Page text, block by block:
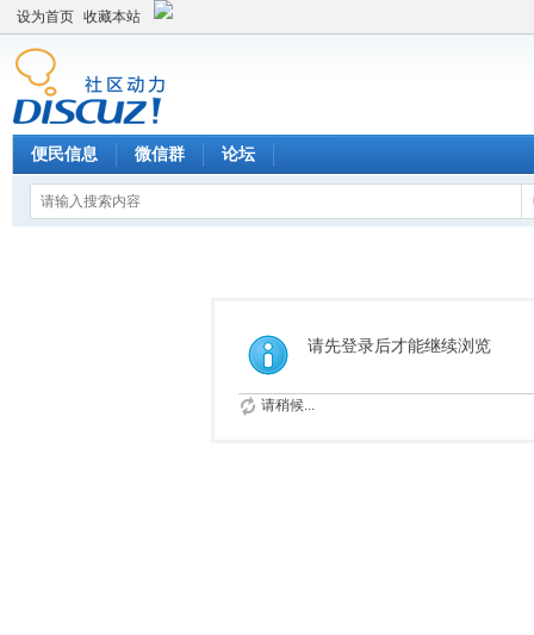
设为首页 收藏本站
便民信息 微信群 论坛
请先登录后才能继续浏览
请稍候...